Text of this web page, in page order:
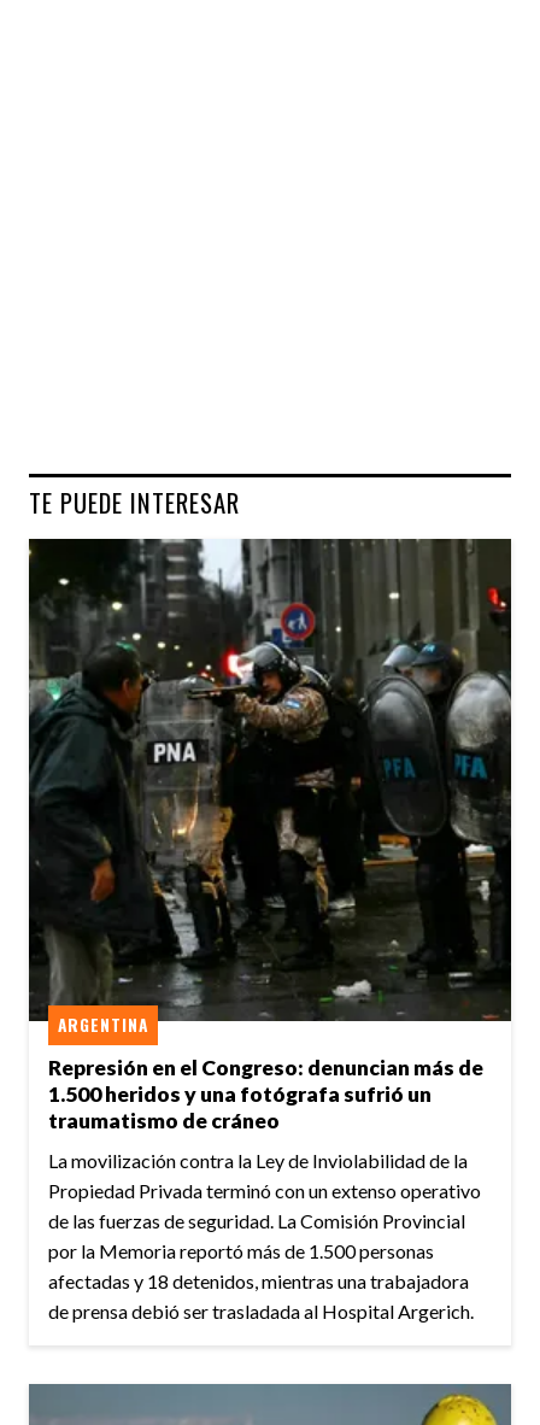
TE PUEDE INTERESAR
Represión en el Congreso: denuncian más de
1.500 heridos y una fotógrafa sufrió un
traumatismo de cráneo
ARGENTINA
La movilización contra la Ley de Inviolabilidad de la
Propiedad Privada terminó con un extenso operativo
de las fuerzas de seguridad. La Comisión Provincial
por la Memoria reportó más de 1.500 personas
afectadas y 18 detenidos, mientras una trabajadora
de prensa debió ser trasladada al Hospital Argerich.